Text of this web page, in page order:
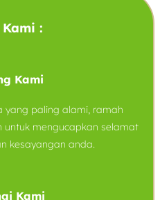
:
Kami
yang paling alami, ramah
untuk mengucapkan selamat
kesayangan anda.
Kami